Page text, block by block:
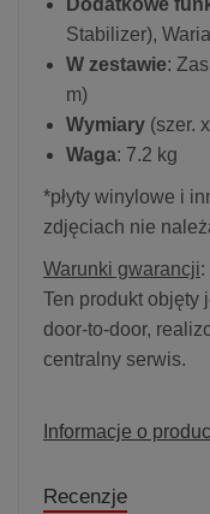
Stabilizer),
W zestawie:
m)
Wymiary (szer.
Waga: 7.2 kg
*płyty winylowe i
zdjęciach nie
Warunki gwarancji:
Ten produkt objęty
door-to-door,
centralny serwis.
Informacje o
Recenzje